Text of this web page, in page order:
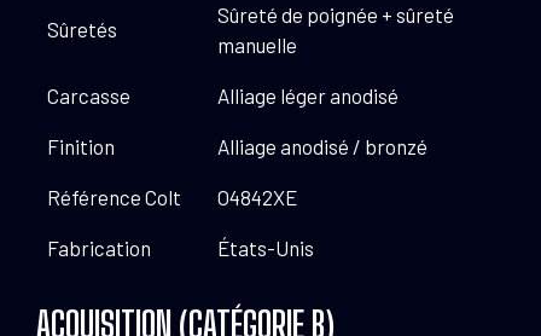
Sûretés
Sûreté de poignée + sûreté
manuelle
Carcasse Alliage léger anodisé
Finition Alliage anodisé / bronzé
Référence Colt O4842XE
Fabrication États-Unis
ACQUISITION (CATÉGORIE B)